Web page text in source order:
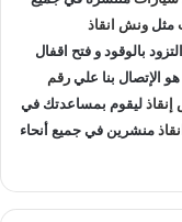
مثل ونش انقاذ
بالوقود و فتح اقفال
الإتصال بنا عليرقم
ليقوم بمساعدتك في
منشرين في جميع أنحاء